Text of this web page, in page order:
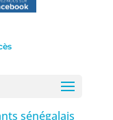
sénégalais